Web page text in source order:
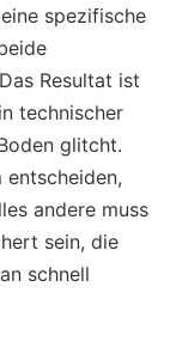
spezifische
Resultat ist
technischer
glitcht.
andere muss
sein, die
schnell